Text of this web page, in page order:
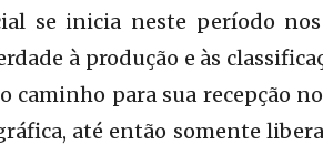
se inicia neste período
à produção e às
caminho para sua recepção
até então somente